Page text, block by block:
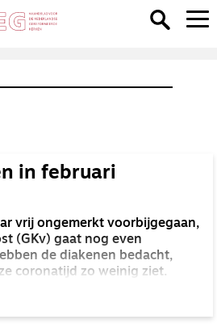
in februari
vrij ongemerkt voorbijgegaan,
(GKv) gaat nog even
de diakenen bedacht,
coronatijd zo weinig ziet.